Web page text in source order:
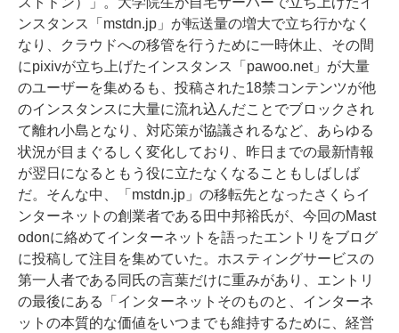
ンスタンス「mstdn.jp」が転送量の増大で立ち行かなく
なり、クラウドへの移管を行うために一時休止、その間
にpixivが立ち上げたインスタンス「pawoo.net」が大量
のユーザーを集めるも、投稿された18禁コンテンツが他
のインスタンスに大量に流れ込んだことでブロックされ
て離れ小島となり、対応策が協議されるなど、あらゆる
状況が目まぐるしく変化しており、昨日までの最新情報
が翌日になるともう役に立たなくなることもしばしば
だ。そんな中、「mstdn.jp」の移転先となったさくらイ
ンターネットの創業者である田中邦裕氏が、今回のMast
odonに絡めてインターネットを語ったエントリをブログ
に投稿して注目を集めていた。ホスティングサービスの
第一人者である同氏の言葉だけに重みがあり、エントリ
の最後にある「インターネットそのものと、インターネ
ットの本質的な価値をいつまでも維持するために、経営